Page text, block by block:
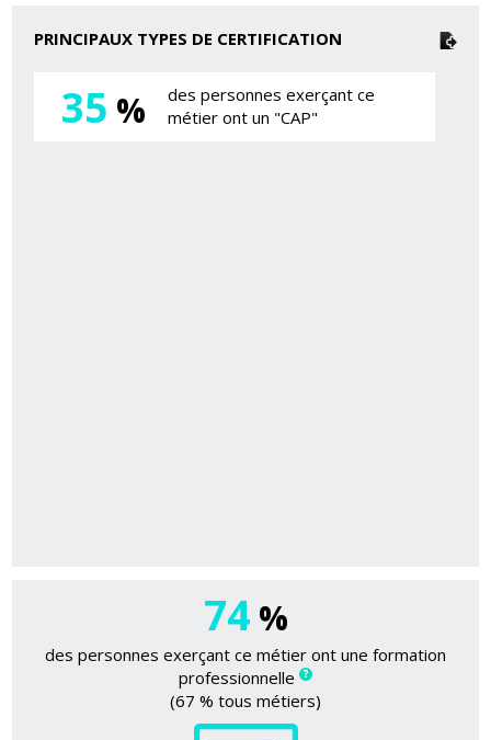
PRINCIPAUX TYPES DE CERTIFICATION
35 %
des personnes exerçant ce
métier ont un "CAP"
74%
des personnes exerçant ce métier ont une formation
professionnelle
(67 % tous métiers)